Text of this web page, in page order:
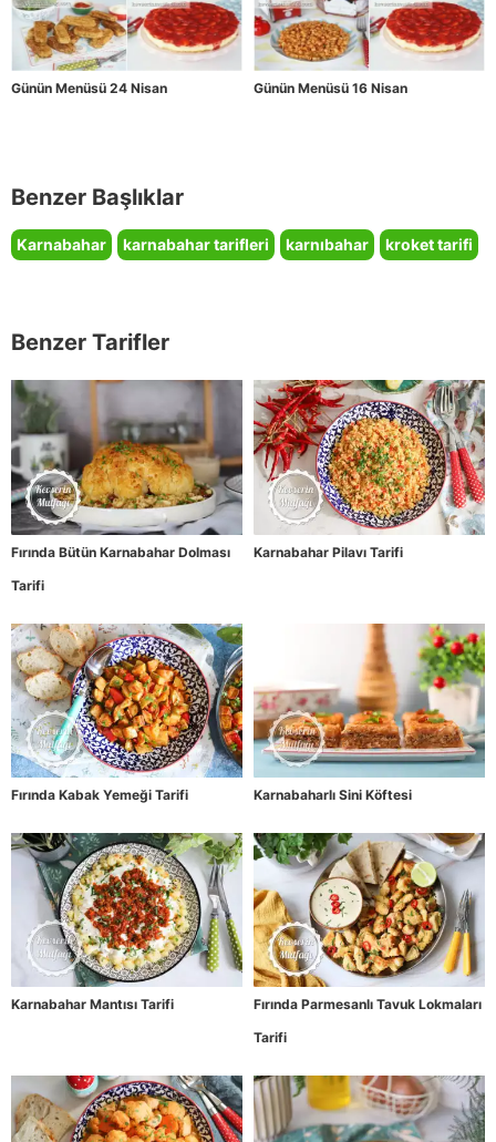
Günün Menüsü 24 Nisan Günün Menüsü 16 Nisan
Benzer Başlıklar
Karnabahar karnabahar tarifleri karnıbahar kroket tarifi
Benzer Tarifler
Fırında Bütün Karnabahar Dolması
Tarifi
Karnabahar Pilavı Tarifi
Fırında Kabak Yemeği Tarifi Karnabaharlı Sini Köftesi
Karnabahar Mantısı Tarifi
Fırında Parmesanlı Tavuk Lokmaları
Tarifi